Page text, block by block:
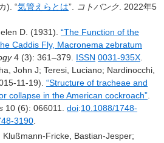
). “気管えらとは”. コトバンク. 2022年5
D. (1931). “The Function of the
Caddis Fly, Macronema zebratum
4 (3): 361–379. ISSN 0031-935X.
John J; Teresi, Luciano; Nardinocchi,
11-19). “Structure of tracheae and
collapse in the American cockroach”.
10 (6): 066011. doi:10.1088/1748-
3190.
Fricke, Bastian-Jesper;